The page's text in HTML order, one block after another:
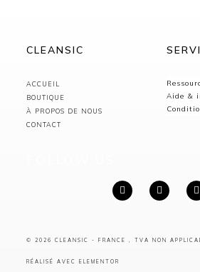
CLEANSIC
ACCUEIL
BOUTIQUE
À PROPOS DE NOUS
CONTACT
Aide &
© 2026 CLEANSIC - FRANCE , TVA NON
RÉALISÉ AVEC ELEMENTOR